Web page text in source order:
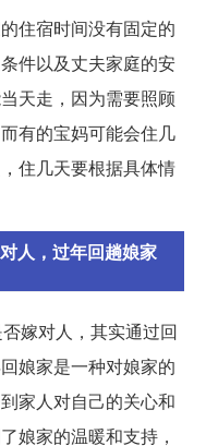
住宿时间没有固定的
件以及丈夫家庭的安
天走，因为需要照顾
有的宝妈可能会住几
住几天要根据具体情
人，过年回趟娘家
嫁对人，其实通过回
娘家是一种对娘家的
家人对自己的关心和
娘家的温暖和支持，